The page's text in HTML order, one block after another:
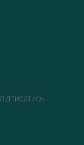
підписатись